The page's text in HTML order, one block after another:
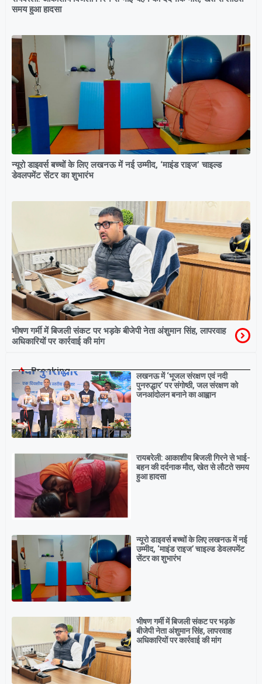
समय हुआ हादसा
न्यूरो डाइवर्स बच्चों के लिए लखनऊ में नई उम्मीद, ‘माइंड राइज’ चाइल्ड
डेवलपमेंट सेंटर का शुभारंभ
भीषण गर्मी में बिजली संकट पर भड़के बीजेपी नेता अंशुमान सिंह, लापरवाह
अधिकारियों पर कार्रवाई की मांग
Breaking
लखनऊ में ‘भूजल संरक्षण एवं नदी
पुनरुद्धार’ पर संगोष्ठी, जल संरक्षण को
जनआंदोलन बनाने का आह्वान
रायबरेली: आकाशीय बिजली गिरने से भाई-
बहन की दर्दनाक मौत, खेत से लौटते समय
हुआ हादसा
न्यूरो डाइवर्स बच्चों के लिए लखनऊ में नई
उम्मीद, ‘माइंड राइज’ चाइल्ड डेवलपमेंट
सेंटर का शुभारंभ
भीषण गर्मी में बिजली संकट पर भड़के
बीजेपी नेता अंशुमान सिंह, लापरवाह
अधिकारियों पर कार्रवाई की मांग